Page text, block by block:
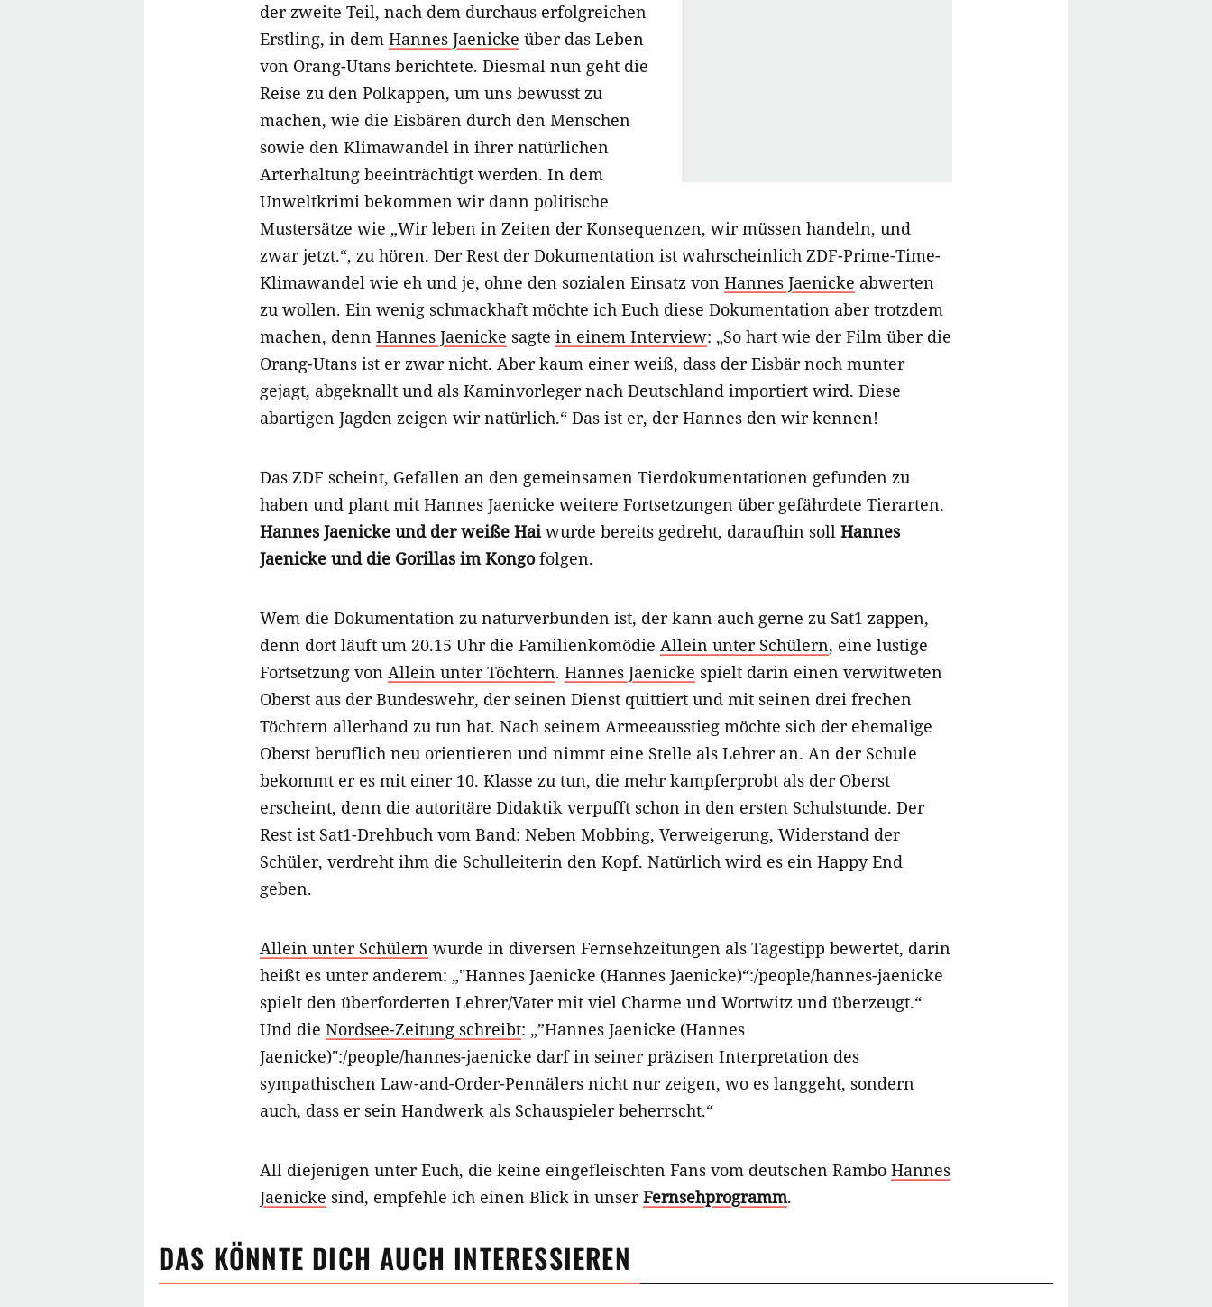
der zweite Teil, nach dem durchaus erfolgreichen
Erstling, in dem Hannes Jaenicke über das Leben
von Orang-Utans berichtete. Diesmal nun geht die
Reise zu den Polkappen, um uns bewusst zu
machen, wie die Eisbären durch den Menschen
sowie den Klimawandel in ihrer natürlichen
Arterhaltung beeinträchtigt werden. In dem
Unweltkrimi bekommen wir dann politische
Mustersätze wie „Wir leben in Zeiten der Konsequenzen, wir müssen handeln, und
zwar jetzt.“, zu hören. Der Rest der Dokumentation ist wahrscheinlich ZDF-Prime-Time-
Klimawandel wie eh und je, ohne den sozialen Einsatz von Hannes Jaenicke abwerten
zu wollen. Ein wenig schmackhaft möchte ich Euch diese Dokumentation aber trotzdem
machen, denn Hannes Jaenicke sagte in einem Interview: „So hart wie der Film über die
Orang-Utans ist er zwar nicht. Aber kaum einer weiß, dass der Eisbär noch munter
gejagt, abgeknallt und als Kaminvorleger nach Deutschland importiert wird. Diese
abartigen Jagden zeigen wir natürlich.“ Das ist er, der Hannes den wir kennen!
Das ZDF scheint, Gefallen an den gemeinsamen Tierdokumentationen gefunden zu
haben und plant mit Hannes Jaenicke weitere Fortsetzungen über gefährdete Tierarten.
Hannes Jaenicke und der weiße Haiwurde bereits gedreht, daraufhin soll Hannes
Jaenicke und die Gorillas im Kongofolgen.
Wem die Dokumentation zu naturverbunden ist, der kann auch gerne zu Sat1 zappen,
denn dort läuft um 20.15 Uhr die Familienkomödie Allein unter Schülern, eine lustige
Fortsetzung von Allein unter Töchtern. Hannes Jaenicke spielt darin einen verwitweten
Oberst aus der Bundeswehr, der seinen Dienst quittiert und mit seinen drei frechen
Töchtern allerhand zu tun hat. Nach seinem Armeeausstieg möchte sich der ehemalige
Oberst beruflich neu orientieren und nimmt eine Stelle als Lehrer an. An der Schule
bekommt er es mit einer 10. Klasse zu tun, die mehr kampferprobt als der Oberst
erscheint, denn die autoritäre Didaktik verpufft schon in den ersten Schulstunde. Der
Rest ist Sat1-Drehbuch vom Band: Neben Mobbing, Verweigerung, Widerstand der
Schüler, verdreht ihm die Schulleiterin den Kopf. Natürlich wird es ein Happy End
geben.
Allein unter Schülern wurde in diversen Fernsehzeitungen als Tagestipp bewertet, darin
heißt es unter anderem: „"Hannes Jaenicke (Hannes Jaenicke)“:/people/hannes-jaenicke
spielt den überforderten Lehrer/Vater mit viel Charme und Wortwitz und überzeugt.“
Und die Nordsee-Zeitung schreibt: „”Hannes Jaenicke (Hannes
Jaenicke)":/people/hannes-jaenicke darf in seiner präzisen Interpretation des
sympathischen Law-and-Order-Pennälers nicht nur zeigen, wo es langgeht, sondern
auch, dass er sein Handwerk als Schauspieler beherrscht.“
All diejenigen unter Euch, die keine eingefleischten Fans vom deutschen Rambo Hannes
Jaenicke sind, empfehle ich einen Blick in unserFernsehprogramm.
DAS KÖNNTE DICH AUCH INTERESSIEREN